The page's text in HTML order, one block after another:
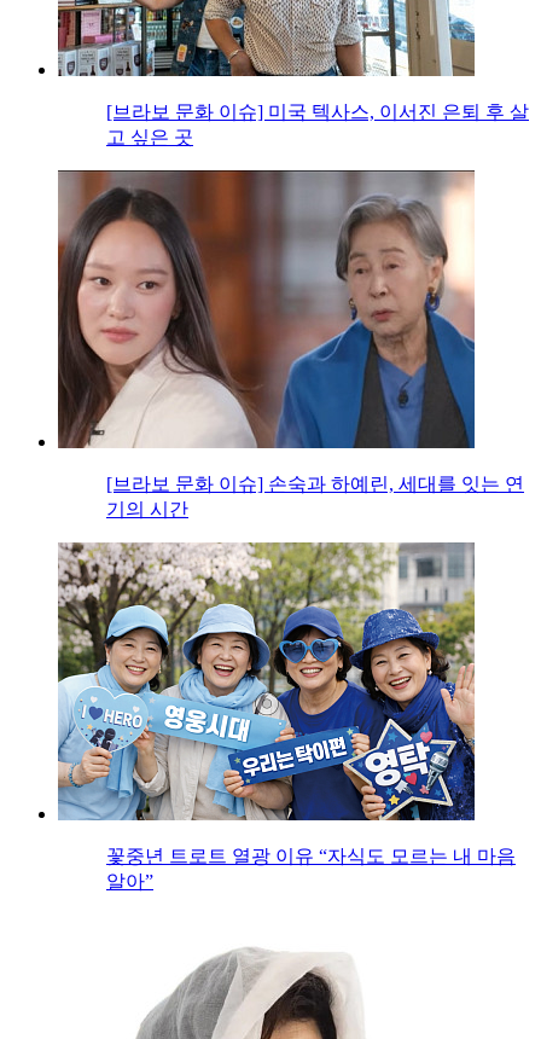
[브라보 문화 이슈] 미국 텍사스, 이서진 은퇴 후 살
고 싶은 곳
[브라보 문화 이슈] 손숙과 하예린, 세대를 잇는 연
기의 시간
꽃중년 트로트 열광 이유 “자식도 모르는 내 마음
알아”